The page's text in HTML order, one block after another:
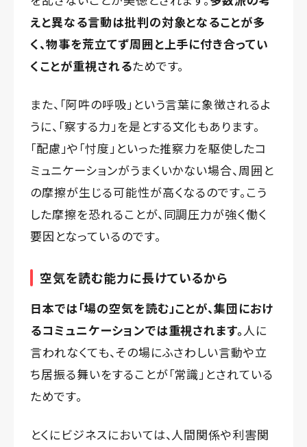
えと異なる言動は批判の対象となることが多
く、物事を荒立てず周囲と上手に付き合ってい
くことが重視されるためです。
また、「阿吽の呼吸」という言葉に象徴されるよ
うに、「察する力」を是とする文化もあります。
「配慮」や「忖度」といった推察力を駆使したコ
ミュニケーションがうまくいかない場合、周囲と
の摩擦が生じる可能性が高くなるのです。こう
した摩擦を恐れることが、同調圧力が強く働く
要因となっているのです。
空気を読む能力に長けているから
日本では「場の空気を読む」ことが、集団におけ
るコミュニケーションでは重視されます。人に
言われなくても、その場にふさわしい言動や立
ち居振る舞いをすることが「常識」とされている
ためです。
とくにビジネスにおいては、人間関係や利害関